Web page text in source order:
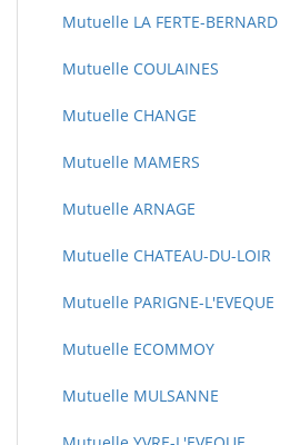
Mutuelle LA FERTE-BERNARD
Mutuelle COULAINES
Mutuelle CHANGE
Mutuelle MAMERS
Mutuelle ARNAGE
Mutuelle CHATEAU-DU-LOIR
Mutuelle PARIGNE-L'EVEQUE
Mutuelle ECOMMOY
Mutuelle MULSANNE